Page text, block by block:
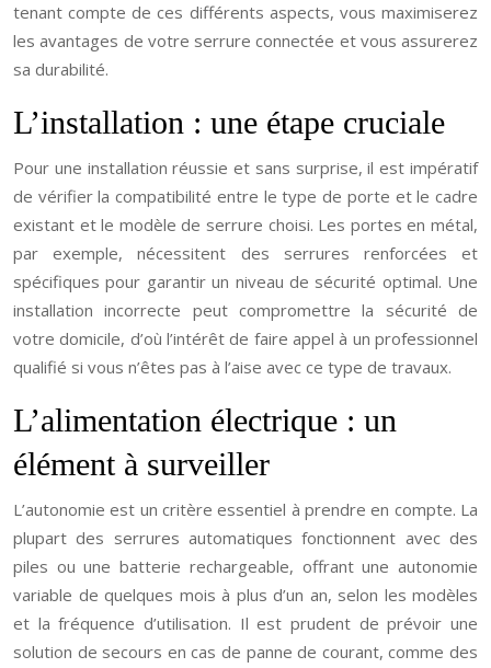
tenant compte de ces différents aspects, vous maximiserez
les avantages de votre serrure connectée et vous assurerez
sa durabilité.
L’installation : une étape cruciale
Pour une installation réussie et sans surprise, il est impératif
de vérifier la compatibilité entre le type de porte et le cadre
existant et le modèle de serrure choisi. Les portes en métal,
par exemple, nécessitent des serrures renforcées et
spécifiques pour garantir un niveau de sécurité optimal. Une
installation incorrecte peut compromettre la sécurité de
votre domicile, d’où l’intérêt de faire appel à un professionnel
qualifié si vous n’êtes pas à l’aise avec ce type de travaux.
L’alimentation électrique : un
élément à surveiller
L’autonomie est un critère essentiel à prendre en compte. La
plupart des serrures automatiques fonctionnent avec des
piles ou une batterie rechargeable, offrant une autonomie
variable de quelques mois à plus d’un an, selon les modèles
et la fréquence d’utilisation. Il est prudent de prévoir une
solution de secours en cas de panne de courant, comme des